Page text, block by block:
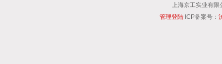
上海京工实业有限
管理登陆ICP备案号：